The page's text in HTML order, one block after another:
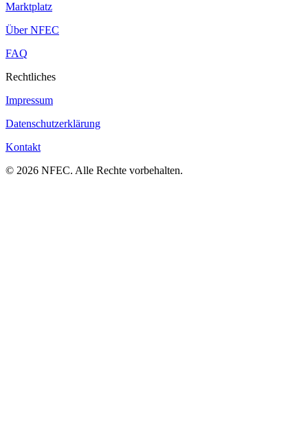
Marktplatz
Über NFEC
FAQ
Rechtliches
Impressum
Datenschutzerklärung
Kontakt
© 2026 NFEC. Alle Rechte vorbehalten.